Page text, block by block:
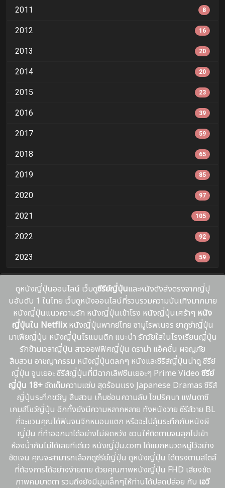
2011 8
2012 16
2013 20
2014 20
2015 23
2016 39
2017 59
2018 65
2019 85
2020 97
2021 105
2022 92
2023 59
ดูหนังญี่ปุ่นออนไลน์ เว็บดูซีรีย์ญี่ปุ่นและหนังดังส่งตรงจากญี่ปุ
นอันดับ 1 ในไทย เว็บดูหนังออนไลน์ที่รวบรวมความบันเทิงมากมาย
หนังญี่ปุ่นแนวความรัก หนังญี่ปุ่นเข้าโรง หนังญี่ปุ่นเศร้าๆ หนัง
ญี่ปุ่นใน Netflixหนังญี่ปุ่นพากย์ไทย ซามูไรพเนจร ยากูซ่าญี่ปุ่น
มาเฟียญี่ปุ่น หนังญี่ปุ่นโรแมนติก แนะนํา รักวัยใสในโรงเรียนญี่ปุ่น
รักข้ามเวลาญี่ปุ่น สาวออฟฟิศญี่ปุ่น ดราม่า แอ็คชั่น ผจญภัย
สืบสวน อาชญากรรม หนังญี่ปุ่นตลกๆ หนังและซีรีส์ญี่ปุ่นน่าดู ซีรีย์
ญี่ปุ่น จูบเยอะ ซีรีส์ญี่ปุ่นที่มีฉากเลิฟซีนเยอะๆ Prime Video ซีรีย์
ญี่ปุ่น 18+จัดเต็มความแซ่บ สุดร้อนเเรง Japanese Dramas ซีรีส์
ญี่ปุ่นระทึกขวัญ สืบสวน เก็บซ่อนความลับ ไขปริศนา แฟนตาซี
เกมส์โชว์ญี่ปุ่น อีกทั้งยังมีความหลากหลาย ทังหนังวาย ซีรีส์วาย BL
ที่จะชวนคุณได้ฟินจนจิกหมอนแตก หรือจะไปลุ้นระทึกกับหนังผี
ญี่ปุ่น ที่ทำออกมาได้อย่างไม่ผิดหวัง ชวนให้ติดตามจนลุกไปเข้า
ห้องน้ำกันไม่ได้เลยทีเดียว หนังญี่ปุ่น.com ได้แยกหมวดหมู่ไว้อย่าง
ชัดเจน คุณจะสามารถเลือกดูซีรีย์ญี่ปุ่น ดูหนังญี่ปุ่น ได้ตรงตามสไตล์
ที่ต้องการได้อย่างง่ายดาย ด้วยคุณภาพหนังญี่ปุ่น FHD เสียงชัด
ภาพคมบาดตา รวมถึงยังมีมุมเล็กๆให้ท่านได้ปลดปล่อย กับ เอวี